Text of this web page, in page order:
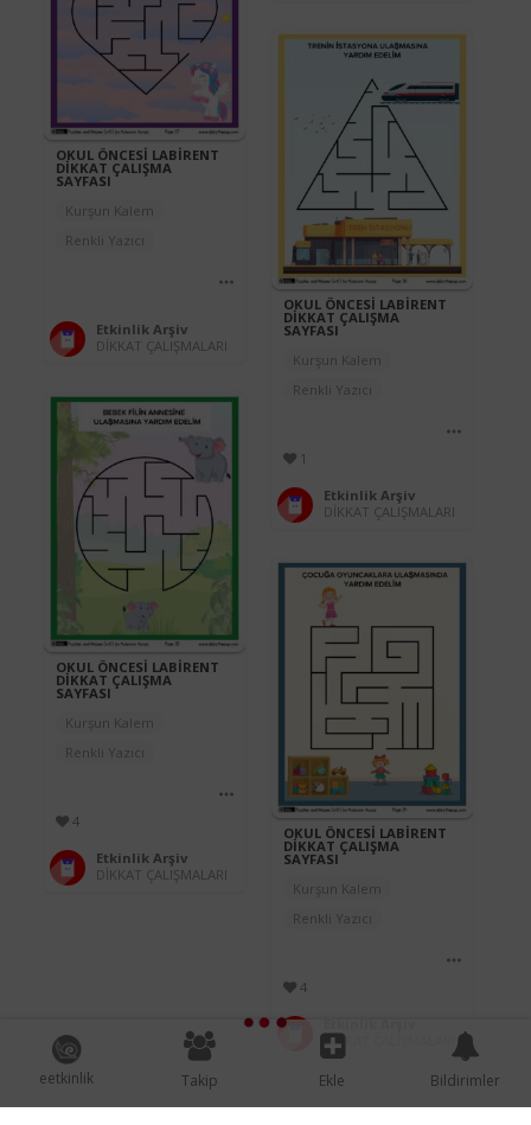
OKUL ÖNCESİ LABİRENT
DİKKAT ÇALIŞMA
SAYFASI
Kurşun Kalem
Renkli Yazıcı
Etkinlik Arşiv
DİKKAT ÇALIŞMALARI
OKUL ÖNCESİ LABİRENT
DİKKAT ÇALIŞMA
SAYFASI
Kurşun Kalem
Renkli Yazıcı
1
Etkinlik Arşiv
DİKKAT ÇALIŞMALARI
OKUL ÖNCESİ LABİRENT
DİKKAT ÇALIŞMA
SAYFASI
Kurşun Kalem
Renkli Yazıcı
4
Etkinlik Arşiv
DİKKAT ÇALIŞMALARI
OKUL ÖNCESİ LABİRENT
DİKKAT ÇALIŞMA
SAYFASI
Kurşun Kalem
Renkli Yazıcı
4
DİKKAT ÇALIŞMALARI
eetkinlik Takip Ekle Bildirimler